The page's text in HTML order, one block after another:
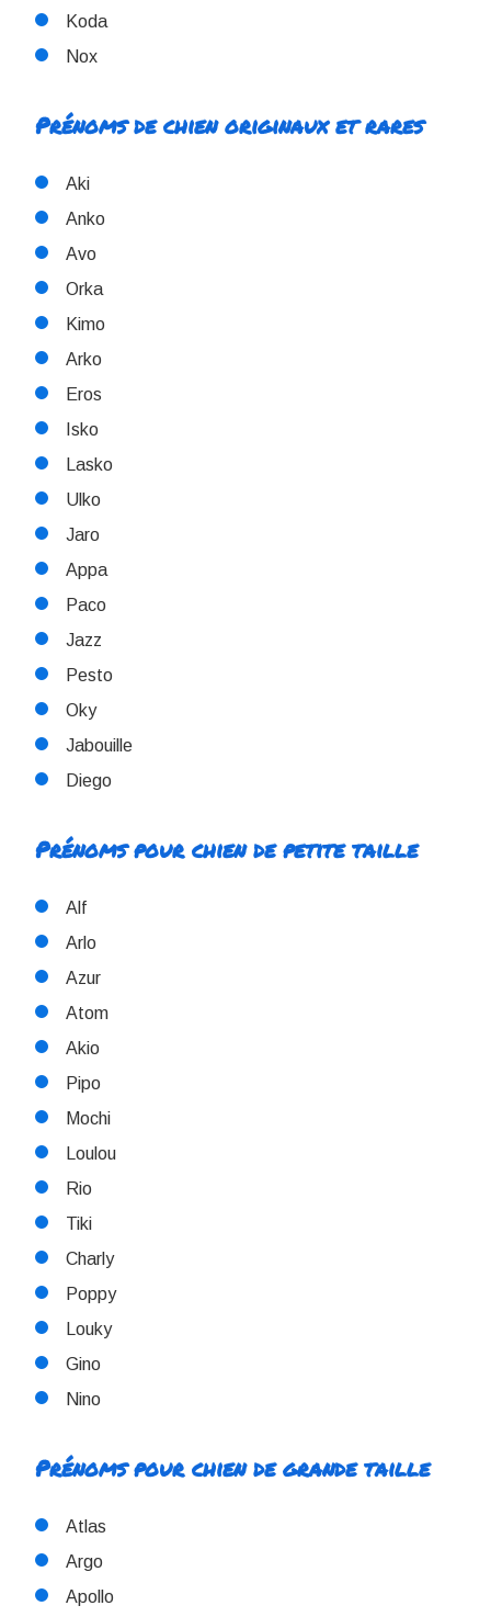
Koda
Nox
Prénoms de chien originaux et rares
Aki
Anko
Avo
Orka
Kimo
Arko
Eros
Isko
Lasko
Ulko
Jaro
Appa
Paco
Jazz
Pesto
Oky
Jabouille
Diego
Prénoms pour chien de petite taille
Alf
Arlo
Azur
Atom
Akio
Pipo
Mochi
Loulou
Rio
Tiki
Charly
Poppy
Louky
Gino
Nino
Prénoms pour chien de grande taille
Atlas
Argo
Apollo